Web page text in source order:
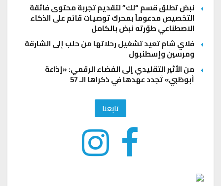
نبض تطلق قسم “لك” لتقديم تجربة محتوى فائقة
التخصيص مدعوماً بمحرك توصيات قائم على الذكاء
الاصطناعي طوّرته نبض بالكامل
فلاي شام تعيد تشغيل رحلاتها من حلب إلى الشارقة
ومرسين وإسطنبول
من الأثير التقليدي إلى الفضاء الرقمي: «إذاعة
أبوظبي» تُجدد عهدها في ذكراها الـ 57
تابعنا